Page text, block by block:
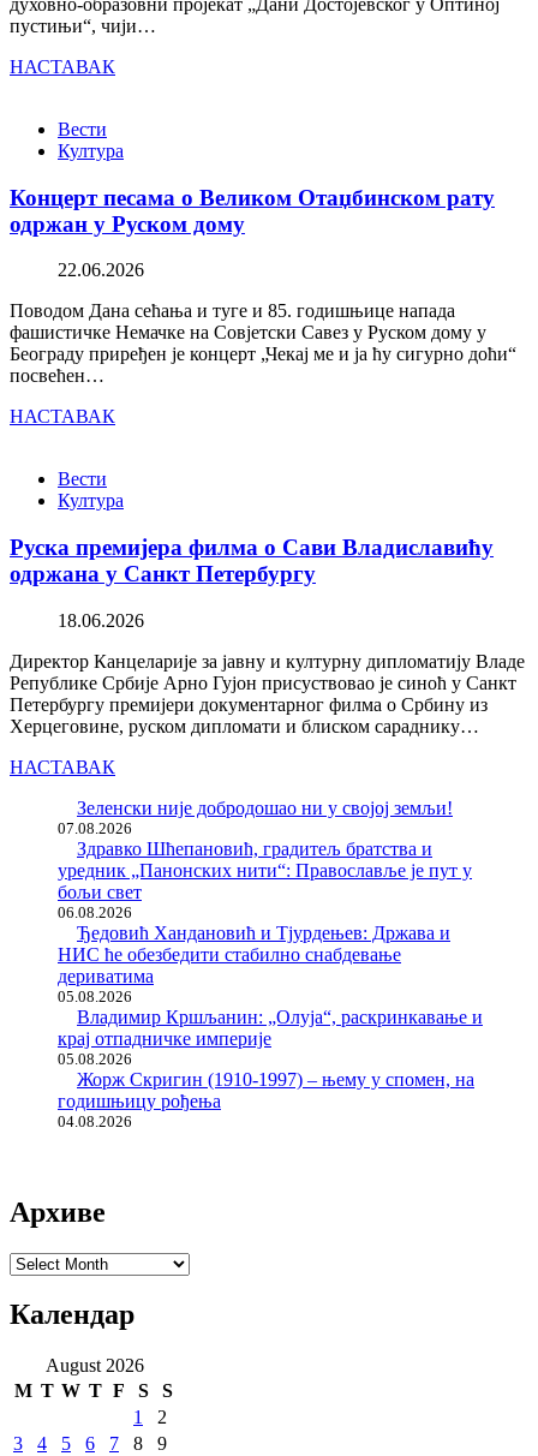
пустињи“, чији…
НАСТАВАК
Вести
Култура
Концерт песама о Великом Отаџбинском рату
одржан у Руском дому
22.06.2026
Поводом Дана сећања и туге и 85. годишњице напада
фашистичке Немачке на Совјетски Савез у Руском дому у
Београду приређен је концерт „Чекај ме и ја ћу сигурно доћи“
посвећен…
НАСТАВАК
Вести
Култура
Руска премијера филма о Сави Владиславићу
одржана у Санкт Петербургу
18.06.2026
Директор Канцеларије за јавну и културну дипломатију Владе
Републике Србије Арно Гујон присуствовао је синоћ у Санкт
Петербургу премијери документарног филма о Србину из
Херцеговине, руском дипломати и блиском сараднику…
НАСТАВАК
Зеленски није добродошао ни у својој земљи!
07.08.2026
Здравко Шћепановић, градитељ братства и
уредник „Панонских нити“: Православље је пут у
бољи свет
06.08.2026
Ђедовић Хандановић и Тјурдењев: Држава и
НИС ће обезбедити стабилно снабдевање
дериватима
05.08.2026
Владимир Кршљанин: „Олуја“, раскринкавање и
крај отпадничке империје
05.08.2026
Жорж Скригин (1910-1997) – њему у спомен, на
годишњицу рођења
04.08.2026
Архиве
Архиве
Календар
August 2026
M T W T F S
S
1
2
3
4 5 6 7 8
9